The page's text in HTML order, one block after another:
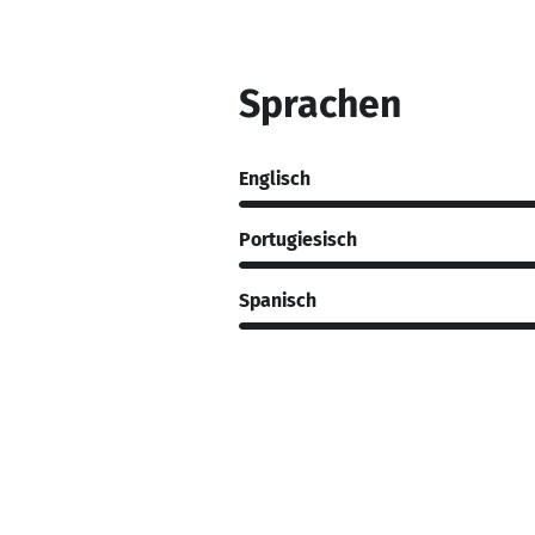
Sprachen
Englisch
Portugiesisch
Spanisch